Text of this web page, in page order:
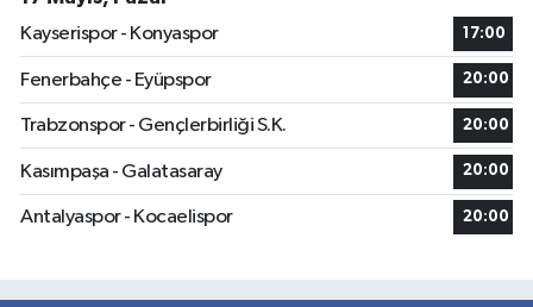
Kayserispor - Konyaspor
17:00
Fenerbahçe - Eyüpspor 20:00
Trabzonspor - Gençlerbirliği S.K. 20:00
Kasımpaşa - Galatasaray 20:00
Antalyaspor - Kocaelispor 20:00